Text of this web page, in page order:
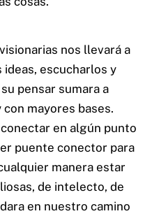
nos llevará a
escucharlos y
pensar sumara a
mayores bases.
en algún punto
puente conector para
manera estar
de intelecto, de
en nuestro camino